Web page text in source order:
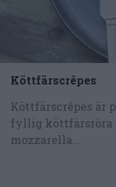
Köttfärscrêpes
Köttfärscrêpes är
fyllig köttfärsröra
mozzarella...